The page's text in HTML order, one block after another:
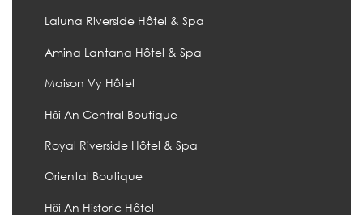
Laluna Riverside Hôtel & Spa
Amina Lantana Hôtel & Spa
Maison Vy Hôtel
Hội An Central Boutique
Royal Riverside Hôtel & Spa
Oriental Boutique
Hội An Historic Hôtel